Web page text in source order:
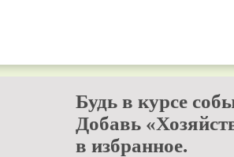
Будь в курсе
Добавь
в избранное.